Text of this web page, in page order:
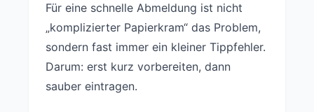
Für eine schnelle Abmeldung ist nicht
„komplizierter Papierkram“ das Problem,
sondern fast immer ein kleiner Tippfehler.
Darum: erst kurz vorbereiten, dann
sauber eintragen.